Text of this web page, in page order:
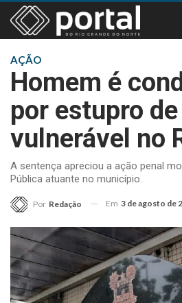
AÇÃO
Homem é
por estupro de
vulnerável no
A sentença apreciou a ação penal
Pública atuante no município.
Por Redação Em 3 de agosto de